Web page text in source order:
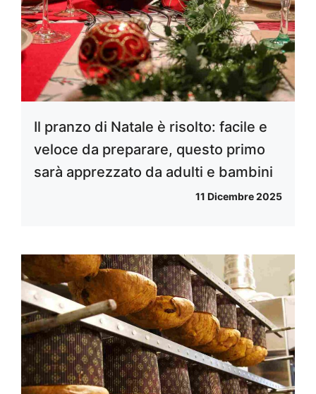
Il pranzo di Natale è risolto: facile e
veloce da preparare, questo primo
sarà apprezzato da adulti e bambini
11 Dicembre 2025